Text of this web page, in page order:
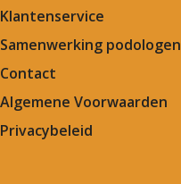
Klantenservice
Samenwerking podologen
Contact
Algemene Voorwaarden
Privacybeleid